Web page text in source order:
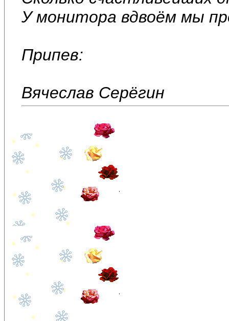
У монитора вдвоём мы
Припев:
Вячеслав Серёгин